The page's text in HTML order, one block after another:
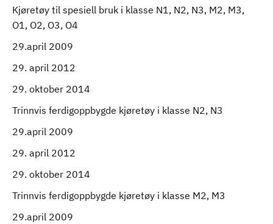
Kjøretøy til spesiell bruk i klasse N1, N2, N3, M2, M3,
O1, O2, O3, O4
29.april 2009
29. april 2012
29. oktober 2014
Trinnvis ferdigoppbygde kjøretøy i klasse N2, N3
29.april 2009
29. april 2012
29. oktober 2014
Trinnvis ferdigoppbygde kjøretøy i klasse M2, M3
29.april 2009